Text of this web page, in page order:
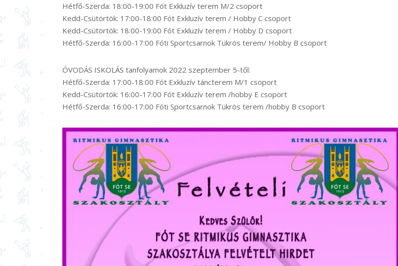
Hétfő-Szerda: 18:00-19:00 Fót Exkluzív terem M/2 csoport
Kedd-Csütörtök: 17:00-18:00 Fót Exkluzív terem / Hobby C csoport
Kedd-Csütörtök: 18:00-19:00 Fót Exkluzív terem / Hobby D csoport
Hétfő-Szerda: 16:00-17:00 Fóti Sportcsarnok Tükrös terem/ Hobby B csoport
ÓVODÁS ISKOLÁS tanfolyamok 2022 szeptember 5-től:
Hétfő-Szerda: 17:00-18:00 Fót Exkluzív táncterem M/1 csoport
Kedd-Csütörtök: 16:00-17:00 Fót Exkluzív terem /hobby E csoport
Hétfő-Szerda: 16:00-17:00 Fóti Sportcsarnok Tükrös terem /hobby B csoport